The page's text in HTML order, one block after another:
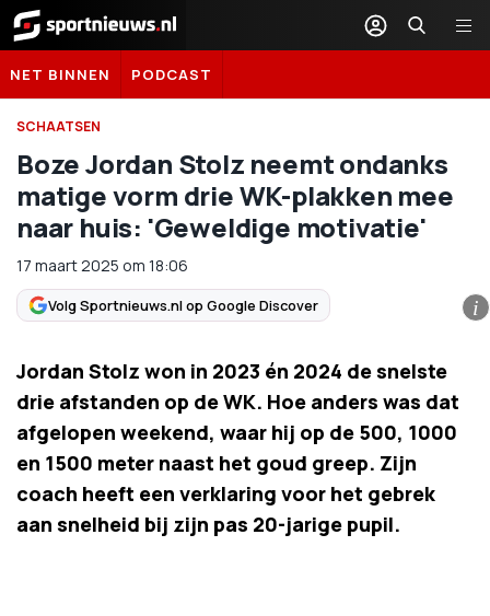
Sportnieuws.nl
NET BINNEN PODCAST
SCHAATSEN
Boze Jordan Stolz neemt ondanks
matige vorm drie WK-plakken mee
naar huis: 'Geweldige motivatie'
17 maart 2025 om 18:06
Volg Sportnieuws.nl op Google Discover i
Jordan Stolz won in 2023 én 2024 de snelste
drie afstanden op de WK. Hoe anders was dat
afgelopen weekend, waar hij op de 500, 1000
en 1500 meter naast het goud greep. Zijn
coach heeft een verklaring voor het gebrek
aan snelheid bij zijn pas 20-jarige pupil.